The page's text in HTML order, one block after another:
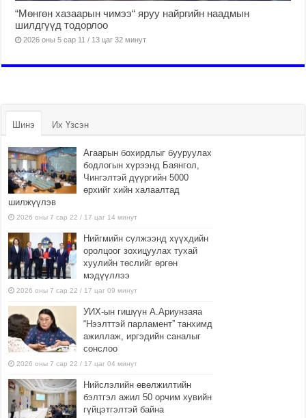
“Мөнгөн хазаарын чимээ“ яруу найргийн наадмын
шилдгүүд тодорлоо
2026 оны 5 сар 11 / 13 цаг 32 минут
Шинэ Их Үзсэн
Агаарын бохирдлыг бууруулах
бодлогын хүрээнд Баянгол,
Чингэлтэй дүүргийн 5000
өрхийг хийн халаалтад
шилжүүлэв
2026 оны 7 сар 22 / 17 цаг 14 минут
Нийгмийн сүлжээнд хүүхдийн
оролцоог зохицуулах тухай
хуулийн төслийг өргөн
мэдүүллээ
2026 оны 7 сар 22 / 17 цаг 09 минут
УИХ-ын гишүүн А.Ариунзаяа
“Нээлттэй парламент” танхимд
ажиллаж, иргэдийн саналыг
сонслоо
2026 оны 7 сар 22 / 17 цаг 04 минут
Нийслэлийн өвөлжилтийн
бэлтгэл ажил 50 орчим хувийн
гүйцэтгэлтэй байна